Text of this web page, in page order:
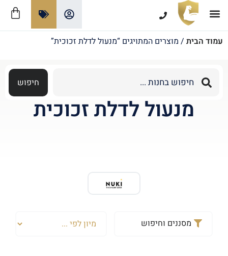
עמוד הבית / מוצרים המתויגים “מנעול לדלת זכוכית”
חיפוש
מנעול לדלת זכוכית
מסננים וחיפוש